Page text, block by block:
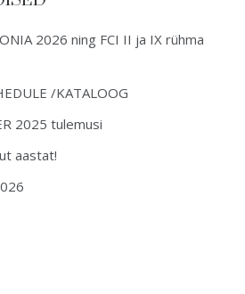
2026 ning FCI II ja IX rühma
/KATALOOG
2025 tulemusi
aastat!